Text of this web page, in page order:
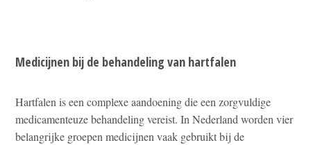
Medicijnen bij de behandeling van hartfalen
Hartfalen is een complexe aandoening die een zorgvuldige
medicamenteuze behandeling vereist. In Nederland worden vier
belangrijke groepen medicijnen vaak gebruikt bij de